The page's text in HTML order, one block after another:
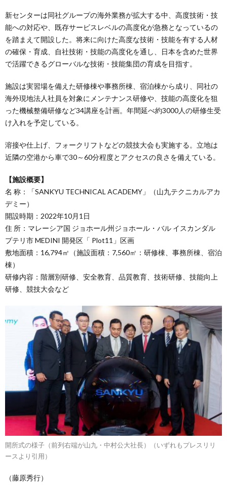
新センターは同社グループの海外業務が拡大する中、高度技術・技
能への対応や、既存サービスレベルの高度化が急務となっているの
を踏まえて開設した。将来に向けた高度な技術・技能を有する人材
の確保・育成、自社技術・技能の高度化を通し、日本を含めた世界
で活躍できるグローバルな技術・技能集団の育成を目指す。
施設は実習場を備えた研修棟や事務所棟、宿泊棟から成り、同社の
海外現地法人社員を対象にメンテナンス研修や、技能の高度化を狙
った機械整備研修など34講座を計画。年間延べ約3000人の研修生受
け入れを予定している。
溶接や仕上げ、フォークリフトなどの競技大会も実施する。立地は
近隣の空港から車で30～60分程度とアクセスの良さを備えている。
【施設概要】
名 称：「SANKYU TECHNICAL ACADEMY」（山九テクニカルアカ
デミー）
開設時期：2022年10月1日
住 所：マレーシア国 ジョホール州ジョホール・バル イスカンダル
プテリ市 MEDINI 開発区「 Plot11」区画
敷地面積：16,794㎡（施設面積：7,560㎡：研修棟、事務所棟、宿泊
棟）
研修内容：階層別研修、安全教育、品質教育、技術研修、技能向上
研修、競技大会など
開所式の様子（前列右端が山九・中村公大社長）（いずれもプレスリリ
ースより引用）
（藤原秀行）